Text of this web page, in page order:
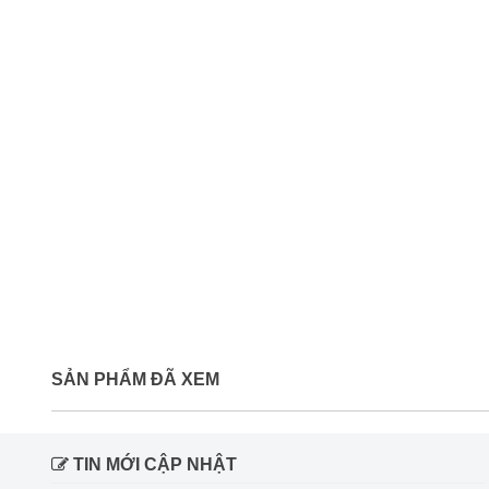
SẢN PHẨM ĐÃ XEM
TIN MỚI CẬP NHẬT